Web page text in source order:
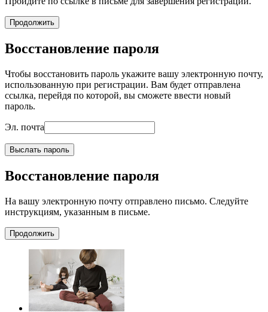
Продолжить
Восстановление пароля
Чтобы восстановить пароль укажите вашу электронную почту,
использованную при регистрации. Вам будет отправлена
ссылка, перейдя по которой, вы сможете ввести новый
пароль.
Эл. почта
Выслать пароль
Восстановление пароля
На вашу электронную почту отправлено письмо. Следуйте
инструкциям, указанным в письме.
Продолжить